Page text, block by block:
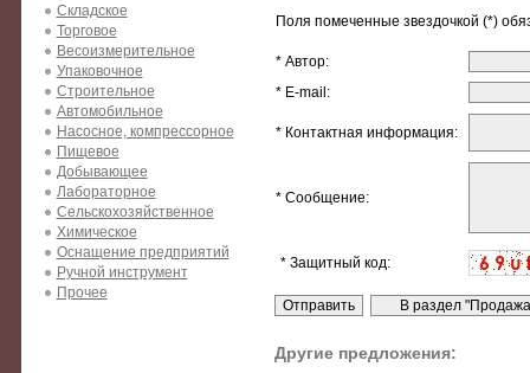
Складское
Торговое
Весоизмерительное
Упаковочное
Строительное
Автомобильное
Насосное, компрессорное
Пищевое
Добывающее
Лабораторное
Сельскохозяйственное
Химическое
Оснащение предприятий
Ручной инструмент
Прочее
Поля помеченные звездочкой (*)
* Автор:
* E-mail:
* Контактная информация:
* Сообщение:
* Защитный код:
Другие предложения: